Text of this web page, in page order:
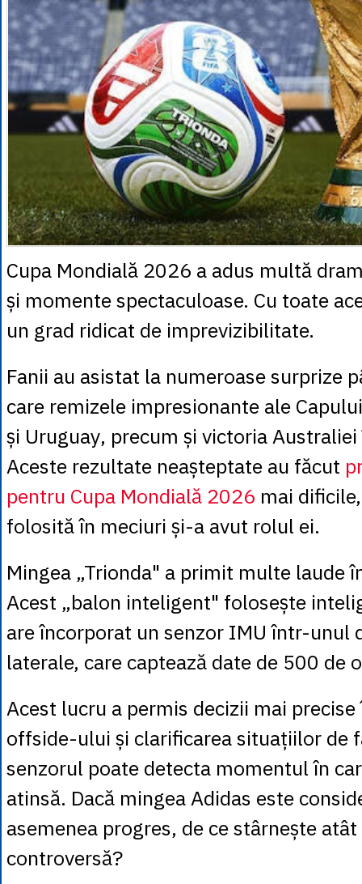
Cupa Mondială 2026 a adus multă
și momente spectaculoase. Cu toate
un grad ridicat de imprevizibilitate.
Fanii au asistat la numeroase surprize
care remizele impresionante ale
și Uruguay, precum și victoria
Aceste rezultate neașteptate au făcut
pentru Cupa Mondială 2026 mai
folosită în meciuri și-a avut rolul ei.
Mingea „Trionda" a primit multe laude
Acest „balon inteligent" folosește
are încorporat un senzor IMU într-unul
laterale, care captează date de 500 de
Acest lucru a permis decizii mai
offside-ului și clarificarea situațiilor de
senzorul poate detecta momentul în
atinsă. Dacă mingea Adidas este
asemenea progres, de ce stârnește
controversă?